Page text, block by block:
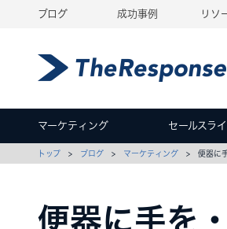
ブログ 成功事例 リソ
マーケティング セールスラ
トップ > ブログ > マーケティング > 便器に手
便器に手を